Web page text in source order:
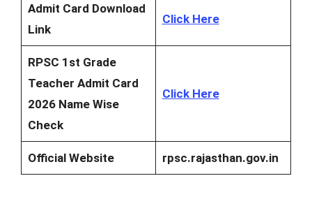
Admit Card Download
Link
Click Here
RPSC 1st Grade
Teacher Admit Card
2026 Name Wise
Check
Click Here
Official Website rpsc.rajasthan.gov.in